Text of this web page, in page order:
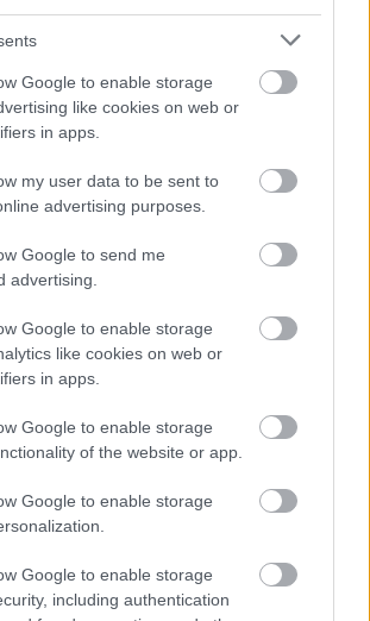
Google to enable storage
like cookies on web or
in apps.
my user data to be sent to
advertising purposes.
Google to send me
advertising.
Google to enable storage
like cookies on web or
in apps.
Google to enable storage
of the website or app.
Google to enable storage
Google to enable storage
including authentication